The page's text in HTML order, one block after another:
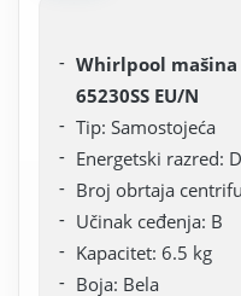
Whirlpool mašina
65230SS EU/N
Tip: Samostojeća
Energetski razred:
Broj obrtaja
Učinak ceđenja: B
Kapacitet: 6.5 kg
Boja: Bela